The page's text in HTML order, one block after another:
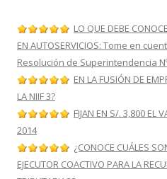
LO QUE DEBE
EN AUTOSERVICIOS: Tome en
Resolución de Superintendencia
EN LA FUSIÓN DE
LA NIIF 3?
FIJAN EN S/. 3,800 EL
2014
¿CONOCE CUÁLES
EJECUTOR COACTIVO PARA LA